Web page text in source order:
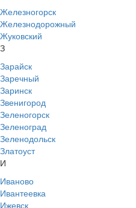
Железногорск
Железнодорожный
Жуковский
З
Зарайск
Заречный
Заринск
Звенигород
Зеленогорск
Зеленоград
Зеленодольск
Златоуст
И
Иваново
Ивантеевка
Ижевск